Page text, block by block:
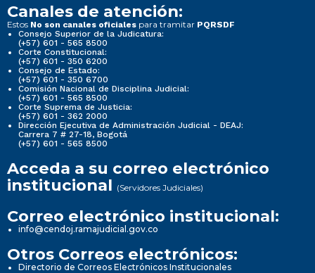
Canales de atención:
Estos No son canales oficiales para tramitar PQRSDF
Consejo Superior de la Judicatura:
(+57) 601 - 565 8500
Corte Constitucional:
(+57) 601 - 350 6200
Consejo de Estado:
(+57) 601 - 350 6700
Comisión Nacional de Disciplina Judicial:
(+57) 601 - 565 8500
Corte Suprema de Justicia:
(+57) 601 - 362 2000
Dirección Ejecutiva de Administración Judicial - DEAJ:
Carrera 7 # 27-18, Bogotá
(+57) 601 - 565 8500
Acceda a su correo electrónico
institucional (Servidores Judiciales)
Correo electrónico institucional:
info@cendoj.ramajudicial.gov.co
Otros Correos electrónicos:
Directorio de Correos Electrónicos Institucionales